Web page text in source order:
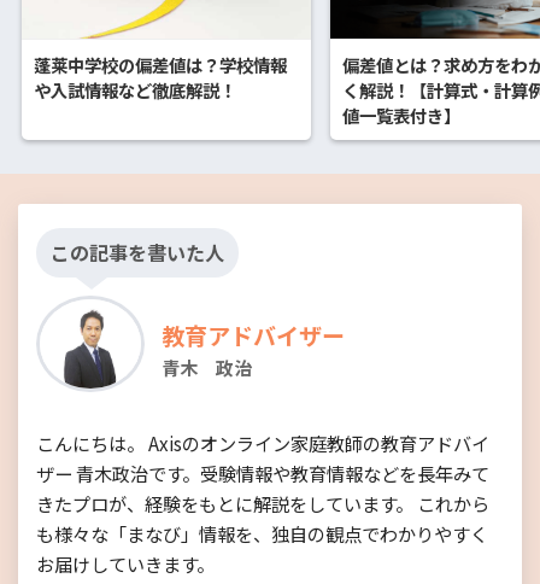
蓬莱中学校の偏差値は？学校情報
や入試情報など徹底解説！
偏差値とは？求め方をわ
く解説！【計算式・計算
値一覧表付き】
この記事を書いた人
教育アドバイザー
青木 政治
こんにちは。 Axisのオンライン家庭教師の教育アドバイ
ザー 青木政治です。受験情報や教育情報などを長年みて
きたプロが、経験をもとに解説をしています。 これから
も様々な「まなび」情報を、独自の観点でわかりやすく
お届けしていきます。